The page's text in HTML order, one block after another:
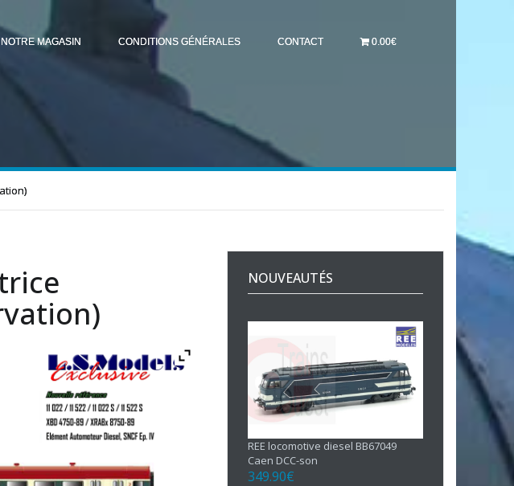
NOTRE MAGASIN CONDITIONS GÉNÉRALES CONTACT 0.00€
NOUVEAUTÉS
REE locomotive diesel BB67049
Caen DCC-son
349.90€